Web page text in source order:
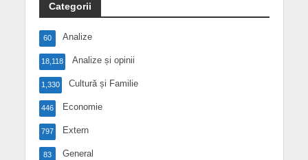
Categorii
Analize
60
Analize și opinii
18,118
Cultură și Familie
1,330
Economie
446
Extern
797
General
83